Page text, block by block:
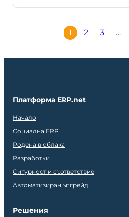
1 2 3 …
Платформа ERP.net
Начало
Социална ERP
Родена в облака
Разработки
Сигурност и съответствие
Автоматизиран ъпгрейд
Решения